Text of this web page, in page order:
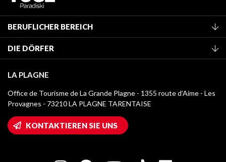
BERUFLICHER BEREICH
Mitglied des Fremdenverkehrsamtes werden
Klassifizierung von Möbeln
Kurtaxe
Mediathek
Logos La Plagne
Wifi-Zugang
Haus der Eigentümer
DIE DÖRFER
Montchavin - Les Coches
Champagny-en-Vanoise
Plagne 1800
LA PLAGNE
Office de Tourisme de La Grande Plagne - 1355 route d’Aime - Les
Provagnes - 73210 LA PLAGNE TARENTAISE
KONTAKTIEREN SIE UNS